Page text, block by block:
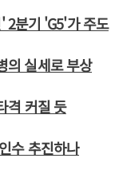
2분기 'G5'가 주도
의 실세로 부상
격 커질 듯
수 추진하나